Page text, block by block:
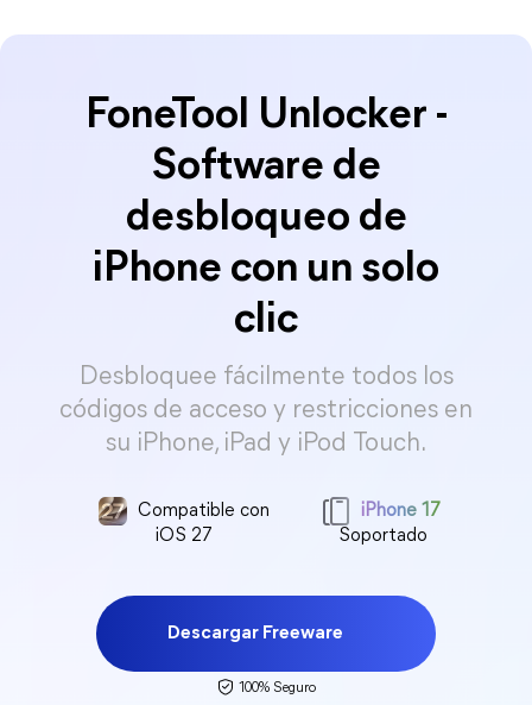
FoneTool Unlocker -
Software de
desbloqueo de
iPhone con un solo
clic
Desbloquee fácilmente todos los
códigos de acceso y restricciones en
su iPhone, iPad y iPod Touch.
Compatible con
iOS 27
iPhone 17
Soportado
Descargar Freeware
100% Seguro